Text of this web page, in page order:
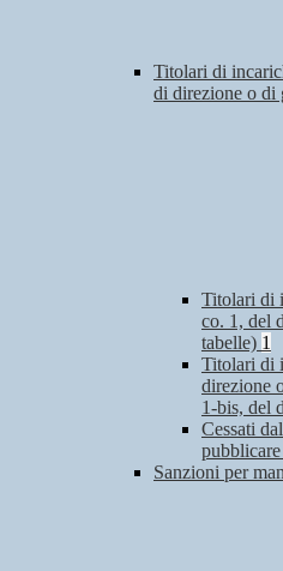
Titolari di
di direzione o di
Titolari di
co. 1, del
tabelle) 1
Titolari di
direzione
1-bis, del
Cessati
Sanzioni per